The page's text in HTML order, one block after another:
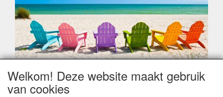
Geachte klant,
Zoals elk jaar zorgt de verlofperiode, naast een hoop
Welkom! Deze website maakt gebruik
van cookies